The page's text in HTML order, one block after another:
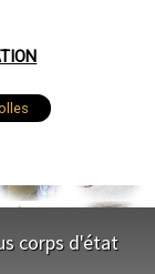
Jaunay-Clan
corps d'état